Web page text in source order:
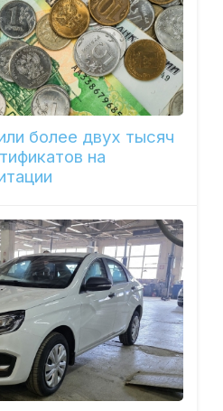
более двух тысяч
на